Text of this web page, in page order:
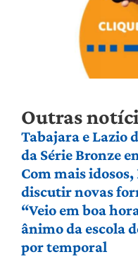
Outras
Tabajara e Lazio
da Série Bronze
Com mais
discutir novas
“Veio em boa
ânimo da escola
por temporal